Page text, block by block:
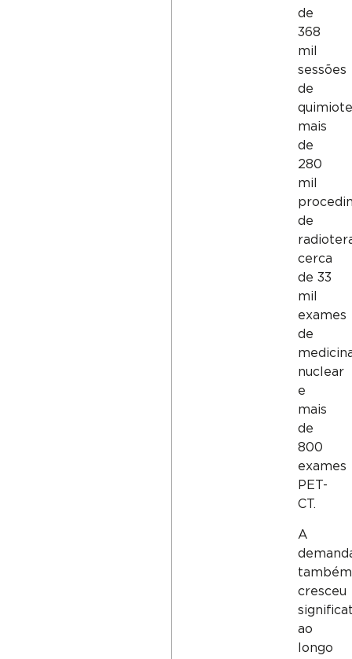
de
368
mil
sessões
de
mais
de
280
mil
de
cerca
de 33
mil
exames
de
nuclear
e
mais
de
800
exames
PET-
CT.
A
também
cresceu
ao
longo